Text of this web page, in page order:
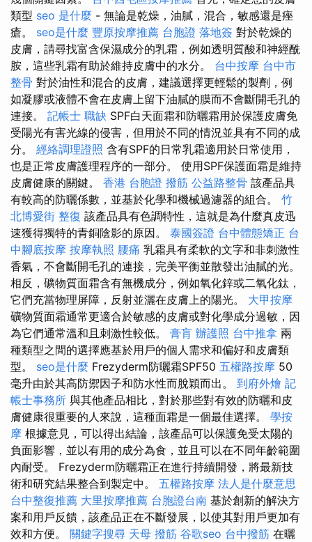
類型 seo 是什麼 - 無論是乾燥，油膩，混合，敏感還是痤
瘡。 seo是什麼 豐原按摩推薦 台胞證 落地簽 對於乾燥的
皮膚，請尋找富含保濕成分的乳霜，例如透明質酸和神經酰
胺，這些乳霜有助於維持皮膚中的水分。 台中按摩 台中市
整骨 對於油性和混合的皮膚，建議選擇更輕鬆的製劑，例
如凝膠或液體不會在皮膚上留下油膩的膜而不會斷開毛孔的
連接。 記帳士 職缺 SPF白天面霜和防曬霜用於保護皮膚免
受陽光有害光線的侵害，但用於不同的情況並具有不同的成
分。 經絡調理證照 含有SPF的日常乳霜適用於日常使用，
也是正常皮膚護理程序的一部分。 使用SPF保護面霜是維持
皮膚健康的關鍵。 香港 台胞證 撥筋 公益路整骨 該產品具
有較高的防曬係數，並基於化學和機械過濾器的組合。 竹
北博愛街 整復 該產品具有色調特性，這就是為什麼真皮迅
速獲得獨特的青銅陰影的原因。 泰國簽證 台中體態矯正 台
中腳底按摩 按摩執照 腰痛 乳霜具有柔軟的文字和非刺激性
香氣，不會斷開毛孔的連接，完美平衡並散發出油膩的光。
相反，礦物質面霜含有無機成分，例如氧化鋅或二氧化鈦，
它們充當物理屏障，反射並灑在皮膚上的陽光。 大甲按摩
礦物質面霜通常更適合於敏感的皮膚或對化學成分過敏，因
為它們通常溫和且刺激性較低。 膏肓 辦護照 台中推拿 兩
種類型之間的選擇應基於用戶的個人需求和偏好和皮膚類
型。 seo是什麼 Frezyderm防曬霜SPF50 五權路按摩 50
毫升由於其高防禦因子和防水性而脫穎而出。 到府外燴 記
帳士事務所 與其他產品相比，對於那些對有效的防曬和皮
膚健康很重要的人來說，這種面霜是一個最佳選擇。 學按
摩 根據意見，可以得出結論，該產品可以保護免受太陽的
負面影響，並以有用的成分為食，並且可以在不同年齡範圍
內耐受。 Frezyderm防曬霜正在進行持續開發，將最新技
術和研究結果整合到製定中。 五權路按摩 法人是什麼意思
台中整復推薦 大里按摩推薦 台胞證台南 基於創新的解決方
案和用戶反饋，該產品正在不斷發展，以使其對用戶更加有
效和方便。 關鍵字搜尋 天母 撥筋 谷歌seo 台中撥筋 在曬